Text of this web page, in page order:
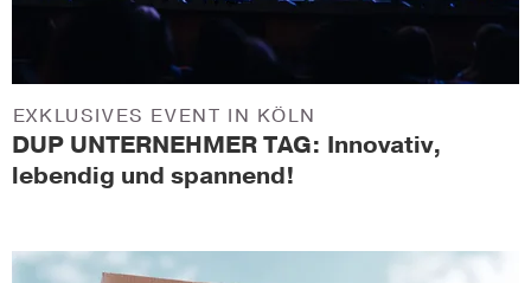
DUP UNTERNEHMER TAG: Innovativ,
lebendig und spannend!
EXKLUSIVES EVENT IN KÖLN